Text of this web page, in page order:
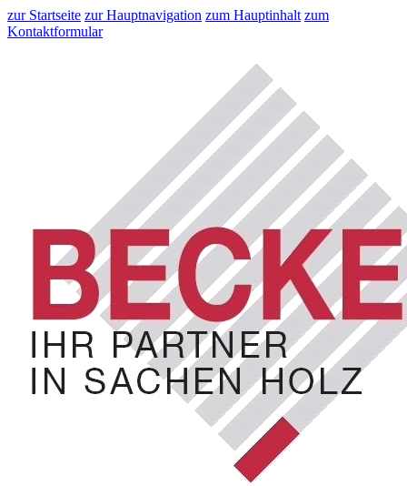
zur Startseite zur Hauptnavigation zum Hauptinhalt zum
Kontaktformular